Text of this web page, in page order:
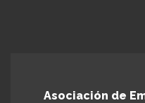
Asociación de